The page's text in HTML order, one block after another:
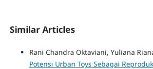
Similar Articles
Rani Chandra Oktaviani, Yuliana
Potensi Urban Toys Sebagai